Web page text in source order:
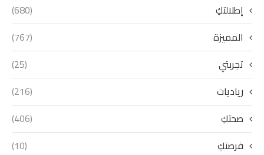
إطلالتكِ
(680)
المميزة
(767)
تجربتي
(25)
رياديات
(216)
صحتكِ
(406)
فرصتكِ
(10)